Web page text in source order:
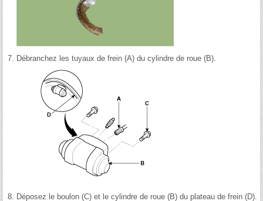
7. Débranchez les tuyaux de frein (A) du cylindre de roue (B).
8. Déposez le boulon (C) et le cylindre de roue (B) du plateau de frein (D).